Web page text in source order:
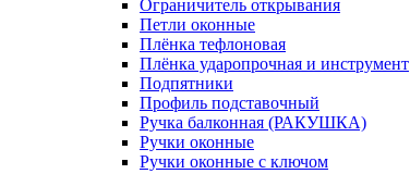
Ограничитель открывания
Петли оконные
Плёнка тефлоновая
Плёнка ударопрочная и инструмент
Подпятники
Профиль подставочный
Ручка балконная (РАКУШКА)
Ручки оконные
Ручки оконные с ключом